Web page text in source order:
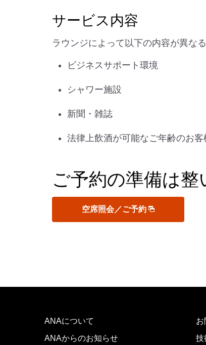
サービス内容
ラウンジによって以下の内容が異な
ビジネスサポート環境
シャワー施設
新聞・雑誌
法律上飲酒が可能なご年齢のお
ご予約の準備は整
空席照会／ご予約
ANAについて
ANAからのお知らせ
お
技